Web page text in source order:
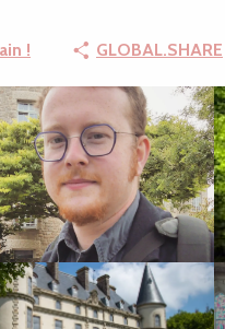
! GLOBAL.SHARE